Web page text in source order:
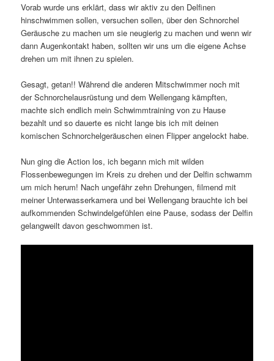
Vorab wurde uns erklärt, dass wir aktiv zu den Delfinen
hinschwimmen sollen, versuchen sollen, über den Schnorchel
Geräusche zu machen um sie neugierig zu machen und wenn wir
dann Augenkontakt haben, sollten wir uns um die eigene Achse
drehen um mit ihnen zu spielen.
Gesagt, getan!! Während die anderen Mitschwimmer noch mit
der Schnorchelausrüstung und dem Wellengang kämpften,
machte sich endlich mein Schwimmtraining von zu Hause
bezahlt und so dauerte es nicht lange bis ich mit deinen
komischen Schnorchelgeräuschen einen Flipper angelockt habe.
Nun ging die Action los, ich begann mich mit wilden
Flossenbewegungen im Kreis zu drehen und der Delfin schwamm
um mich herum! Nach ungefähr zehn Drehungen, filmend mit
meiner Unterwasserkamera und bei Wellengang brauchte ich bei
aufkommenden Schwindelgefühlen eine Pause, sodass der Delfin
gelangweilt davon geschwommen ist.